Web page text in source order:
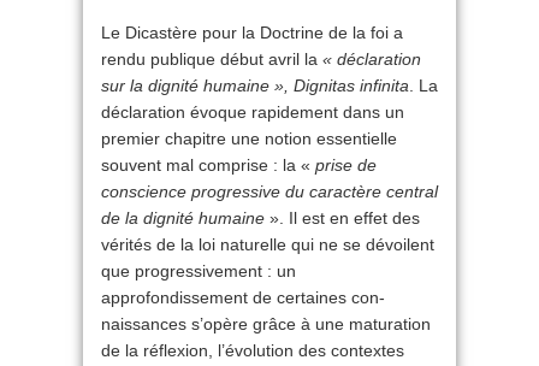
Le Dicastère pour la Doctrine de la foi a
rendu publique début avril la « déclaration
sur la dignité humaine », Dignitas infinita . La
déclaration évoque rapidement dans un
premier chapitre une notion essentielle
souvent mal comprise : la « prise de
conscience progressive du caractère central
de la dignité humaine ». Il est en effet des
vérités de la loi naturelle qui ne se dévoilent
que progressivement : un
approfondissement de certaines con­
naissances s’opère grâce à une maturation
de la réflexion, l’évolution des contextes